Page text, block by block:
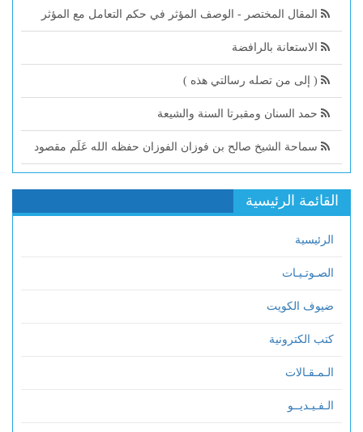
المقال المختصر - الوصف المؤثر في حكم التعامل مع المؤثر
الاستعانة بالرافضة
( إلى من تصله رسالتي هذه )
حمد السنان ومقبرتا السنة والشيعة
سماحة الشيخ صالح بن فوزان الفوزان حفظه الله عَلَم مقصود
القائمة الرئيسية
الرئيسية
الصـوتـيـات
ضيوف الكويت
كتب الكترونية
الـمـقـالات
الـفـيـديــو